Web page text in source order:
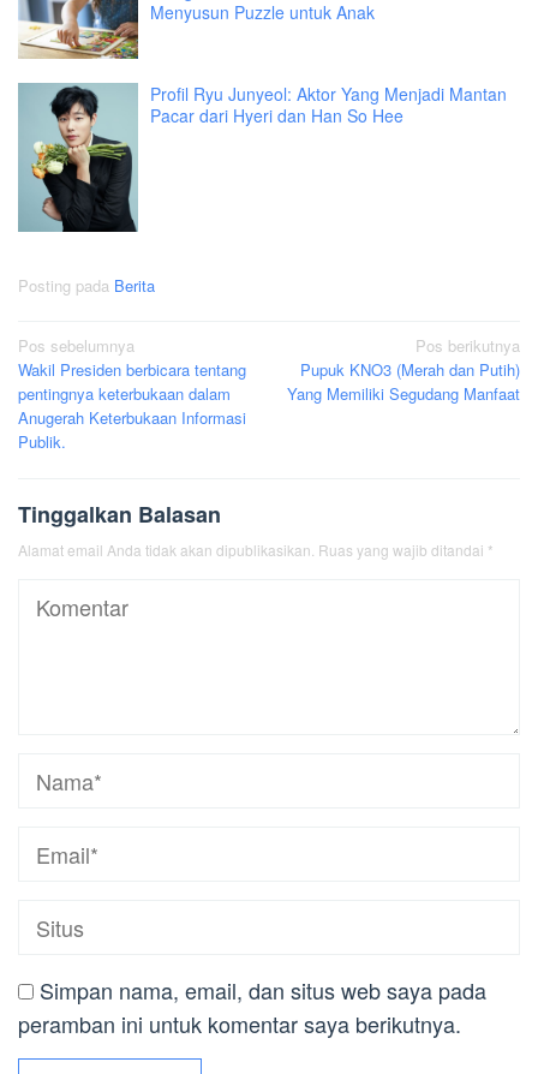
Menyusun Puzzle untuk Anak
Profil Ryu Junyeol: Aktor Yang Menjadi Mantan
Pacar dari Hyeri dan Han So Hee
Posting pada Berita
Navigasi
pos
Pos sebelumnya
Wakil Presiden berbicara tentang
pentingnya keterbukaan dalam
Anugerah Keterbukaan Informasi
Publik.
Pos berikutnya
Pupuk KNO3 (Merah dan Putih)
Yang Memiliki Segudang Manfaat
Tinggalkan Balasan
Alamat email Anda tidak akan dipublikasikan. Ruas yang wajib ditandai *
Simpan nama, email, dan situs web saya pada
peramban ini untuk komentar saya berikutnya.